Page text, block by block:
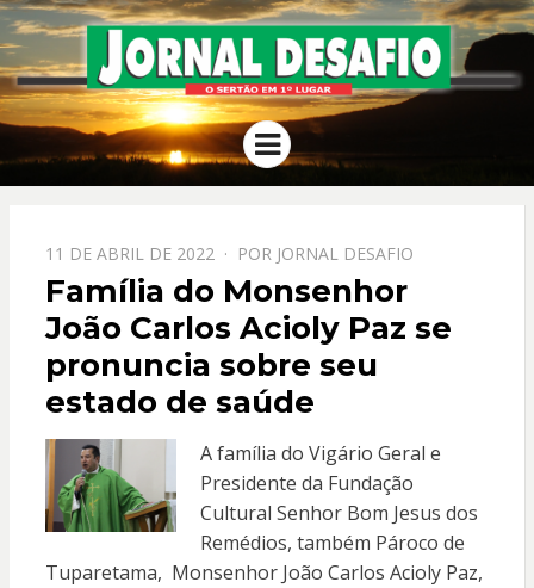
JORNAL
DESAFIO
O Sertão em 1º Lugar
Menu
PPOSTADO
EM
11 DE ABRIL DE 2022 POR JORNAL DESAFIO
Família do Monsenhor
João Carlos Acioly Paz se
pronuncia sobre seu
estado de saúde
A família do Vigário Geral e
Presidente da Fundação
Cultural Senhor Bom Jesus dos
Remédios, também Pároco de
Tuparetama, Monsenhor João Carlos Acioly Paz,